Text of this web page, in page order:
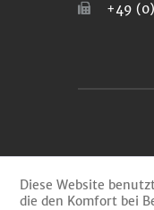
+49
Diese Website
die den Komfort bei